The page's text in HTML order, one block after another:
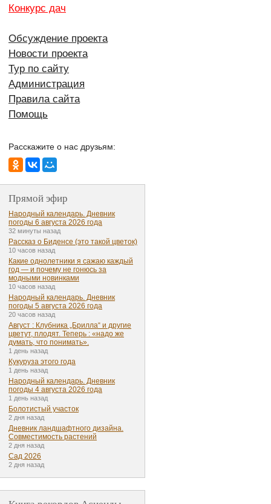
Конкурс дач
Обсуждение проекта
Новости проекта
Тур по сайту
Администрация
Правила сайта
Помощь
Расскажите о нас друзьям:
Прямой эфир
Народный календарь. Дневник
погоды 6 августа 2026 года
32 минуты назад
Рассказ о Биденсе (это такой цветок)
10 часов назад
Какие однолетники я сажаю каждый
год — и почему не гонюсь за
модными новинками
10 часов назад
Народный календарь. Дневник
погоды 5 августа 2026 года
20 часов назад
Август : Клубника „Брилла“ и другие
цветут, плодят. Теперь : «надо же
думать, что понимать».
1 день назад
Кукуруза этого года
1 день назад
Народный календарь. Дневник
погоды 4 августа 2026 года
1 день назад
Болотистый участок
2 дня назад
Дневник ландшафтного дизайна.
Совместимость растений
2 дня назад
Сад 2026
2 дня назад